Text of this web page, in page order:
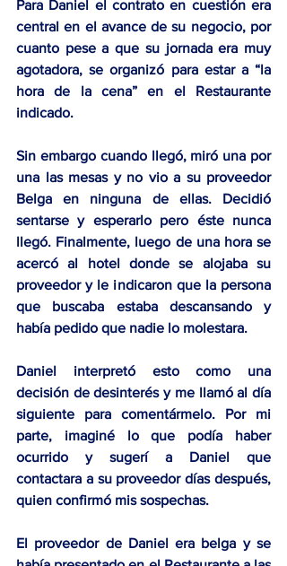
Para Daniel el contrato en cuestión era
central en el avance de su negocio, por
cuanto pese a que su jornada era muy
agotadora, se organizó para estar a “la
hora de la cena” en el Restaurante
indicado.
Sin embargo cuando llegó, miró una por
una las mesas y no vio a su proveedor
Belga en ninguna de ellas. Decidió
sentarse y esperarlo pero éste nunca
llegó. Finalmente, luego de una hora se
acercó al hotel donde se alojaba su
proveedor y le indicaron que la persona
que buscaba estaba descansando y
había pedido que nadie lo molestara.
Daniel interpretó esto como una
decisión de desinterés y me llamó al día
siguiente para comentármelo. Por mi
parte, imaginé lo que podía haber
ocurrido y sugerí a Daniel que
contactara a su proveedor días después,
quien confirmó mis sospechas.
El proveedor de Daniel era belga y se